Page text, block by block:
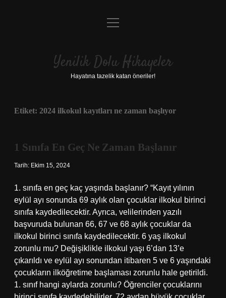
Anasayfa
Yasal Uyarı
menüyü
Yenilik Dolu Hikayeler
Hayatına tazelik katan öneriler!
Etiket: 2024 ilkokul kayıtları ne zaman başlıyor
1 Sınıfa En Geç Ne Zaman Başlanır
Tarih: Ekim 15, 2024
1. sınıfa en geç kaç yaşında başlanır? “Kayıt yılının
eylül ayı sonunda 69 aylık olan çocuklar ilkokul birinci
sınıfa kaydedilecektir. Ayrıca, velilerinden yazılı
başvuruda bulunan 66, 67 ve 68 aylık çocuklar da
ilkokul birinci sınıfa kaydedilecektir. 6 yaş ilkokul
zorunlu mu? Değişiklikle ilkokul yaşı 6’dan 13’e
çıkarıldı ve eylül ayı sonundan itibaren 5 ve 6 yaşındaki
çocukların ilköğretime başlaması zorunlu hale getirildi.
1. sınıf hangi aylarda zorunlu? Öğrenciler çocuklarını